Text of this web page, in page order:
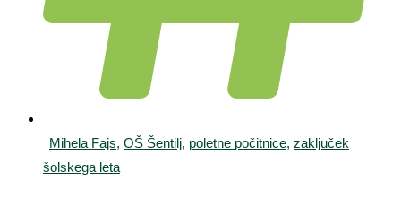
Mihela Fajs, OŠ Šentilj, poletne počitnice, zaključek
šolskega leta